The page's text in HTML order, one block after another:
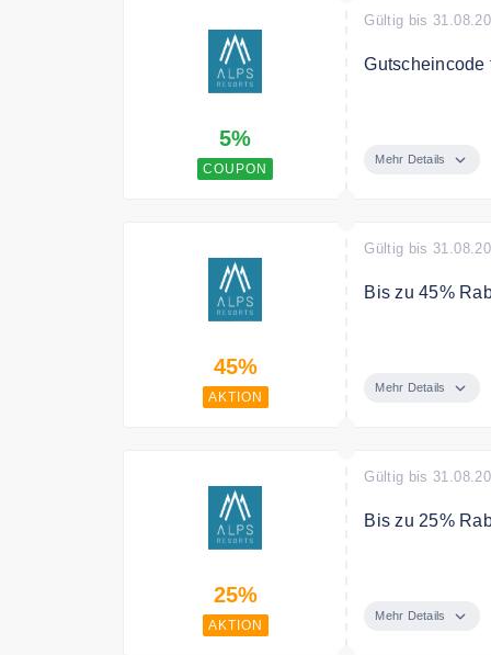
5%
COUPON
Gültig bis
Gutscheincode
Chalets by
Deal mit bis zu
Bergeralm
Mehr Details
45%
AKTION
Gültig bis
Bis zu 45%
RESORTS.
Wellness-
Mehr Details
25%
AKTION
Gültig bis
Bis zu 25%
5%
Mehr Details